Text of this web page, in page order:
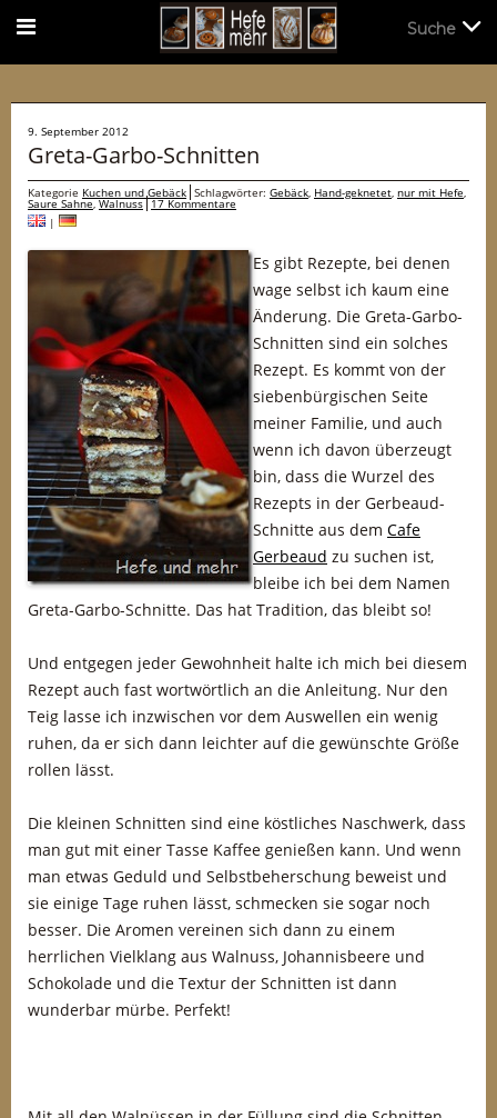
9. September 2012
Greta-Garbo-Schnitten
Kategorie Kuchen und Gebäck Schlagwörter: Gebäck, Hand-geknetet, nur mit Hefe,
Saure Sahne,Walnuss 17 Kommentare
|
Es gibt Rezepte, bei denen
wage selbst ich kaum eine
Änderung. Die Greta-Garbo-
Schnitten sind ein solches
Rezept. Es kommt von der
siebenbürgischen Seite
meiner Familie, und auch
wenn ich davon überzeugt
bin, dass die Wurzel des
Rezepts in der Gerbeaud-
Schnitte aus dem Cafe
Gerbeaud zu suchen ist,
bleibe ich bei dem Namen
Greta-Garbo-Schnitte. Das hat Tradition, das bleibt so!
Und entgegen jeder Gewohnheit halte ich mich bei diesem
Rezept auch fast wortwörtlich an die Anleitung. Nur den
Teig lasse ich inzwischen vor dem Auswellen ein wenig
ruhen, da er sich dann leichter auf die gewünschte Größe
rollen lässt.
Die kleinen Schnitten sind eine köstliches Naschwerk, dass
man gut mit einer Tasse Kaffee genießen kann. Und wenn
man etwas Geduld und Selbstbeherschung beweist und
sie einige Tage ruhen lässt, schmecken sie sogar noch
besser. Die Aromen vereinen sich dann zu einem
herrlichen Vielklang aus Walnuss, Johannisbeere und
Schokolade und die Textur der Schnitten ist dann
wunderbar mürbe. Perfekt!
Suche
Suche